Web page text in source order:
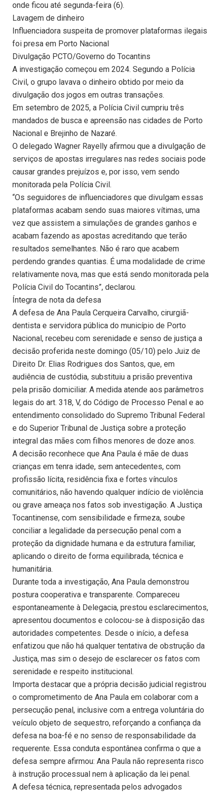
onde ficou até segunda-feira (6).
Lavagem de dinheiro
Influenciadora suspeita de promover plataformas ilegais
foi presa em Porto Nacional
Divulgação PCTO/Governo do Tocantins
A investigação começou em 2024. Segundo a Polícia
Civil, o grupo lavava o dinheiro obtido por meio da
divulgação dos jogos em outras transações.
Em setembro de 2025, a Polícia Civil cumpriu três
mandados de busca e apreensão nas cidades de Porto
Nacional e Brejinho de Nazaré.
O delegado Wagner Rayelly afirmou que a divulgação de
serviços de apostas irregulares nas redes sociais pode
causar grandes prejuízos e, por isso, vem sendo
monitorada pela Polícia Civil.
“Os seguidores de influenciadores que divulgam essas
plataformas acabam sendo suas maiores vítimas, uma
vez que assistem a simulações de grandes ganhos e
acabam fazendo as apostas acreditando que terão
resultados semelhantes. Não é raro que acabem
perdendo grandes quantias. É uma modalidade de crime
relativamente nova, mas que está sendo monitorada pela
Polícia Civil do Tocantins”, declarou.
Íntegra de nota da defesa
A defesa de Ana Paula Cerqueira Carvalho, cirurgiã-
dentista e servidora pública do município de Porto
Nacional, recebeu com serenidade e senso de justiça a
decisão proferida neste domingo (05/10) pelo Juiz de
Direito Dr. Elias Rodrigues dos Santos, que, em
audiência de custódia, substituiu a prisão preventiva
pela prisão domiciliar. A medida atende aos parâmetros
legais do art. 318, V, do Código de Processo Penal e ao
entendimento consolidado do Supremo Tribunal Federal
e do Superior Tribunal de Justiça sobre a proteção
integral das mães com filhos menores de doze anos.
A decisão reconhece que Ana Paula é mãe de duas
crianças em tenra idade, sem antecedentes, com
profissão lícita, residência fixa e fortes vínculos
comunitários, não havendo qualquer indício de violência
ou grave ameaça nos fatos sob investigação. A Justiça
Tocantinense, com sensibilidade e firmeza, soube
conciliar a legalidade da persecução penal com a
proteção da dignidade humana e da estrutura familiar,
aplicando o direito de forma equilibrada, técnica e
humanitária.
Durante toda a investigação, Ana Paula demonstrou
postura cooperativa e transparente. Compareceu
espontaneamente à Delegacia, prestou esclarecimentos,
apresentou documentos e colocou-se à disposição das
autoridades competentes. Desde o início, a defesa
enfatizou que não há qualquer tentativa de obstrução da
Justiça, mas sim o desejo de esclarecer os fatos com
serenidade e respeito institucional.
Importa destacar que a própria decisão judicial registrou
o comprometimento de Ana Paula em colaborar com a
persecução penal, inclusive com a entrega voluntária do
veículo objeto de sequestro, reforçando a confiança da
defesa na boa-fé e no senso de responsabilidade da
requerente. Essa conduta espontânea confirma o que a
defesa sempre afirmou: Ana Paula não representa risco
à instrução processual nem à aplicação da lei penal.
A defesa técnica, representada pelos advogados